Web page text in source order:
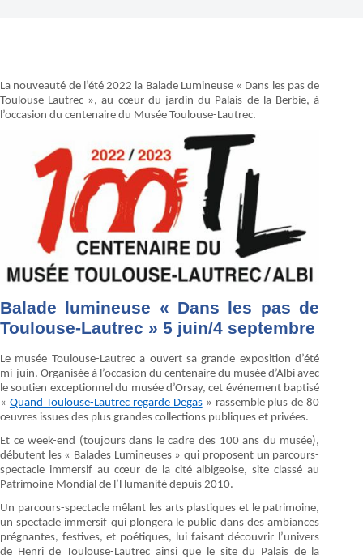
La nouveauté de l’été 2022 la Balade Lumineuse « Dans les pas de
Toulouse-Lautrec », au cœur du jardin du Palais de la Berbie, à
l’occasion du centenaire du Musée Toulouse-Lautrec.
Balade lumineuse « Dans les pas de
Toulouse-Lautrec » 5 juin/4 septembre
Le musée Toulouse-Lautrec a ouvert sa grande exposition d’été
mi-juin. Organisée à l’occasion du centenaire du musée d’Albi avec
le soutien exceptionnel du musée d’Orsay, cet événement baptisé
« Quand Toulouse-Lautrec regarde Degas» rassemble plus de 80
œuvres issues des plus grandes collections publiques et privées.
Et ce week-end (toujours dans le cadre des 100 ans du musée),
débutent les « Balades Lumineuses » qui proposent un parcours-
spectacle immersif au cœur de la cité albigeoise, site classé au
Patrimoine Mondial de l’Humanité depuis 2010.
Un parcours-spectacle mêlant les arts plastiques et le patrimoine,
un spectacle immersif qui plongera le public dans des ambiances
prégnantes, festives, et poétiques, lui faisant découvrir l’univers
de Henri de Toulouse-Lautrec ainsi que le site du Palais de la